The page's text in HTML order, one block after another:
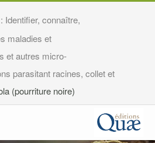
Identifier, connaître,
maladies et
et autres micro-
parasitant racines, collet et
(pourriture noire)